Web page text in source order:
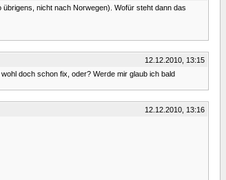
nicht nach Norwegen). Wofür steht dann das
12.12.2010, 13:15
doch schon fix, oder? Werde mir glaub ich bald
12.12.2010, 13:16